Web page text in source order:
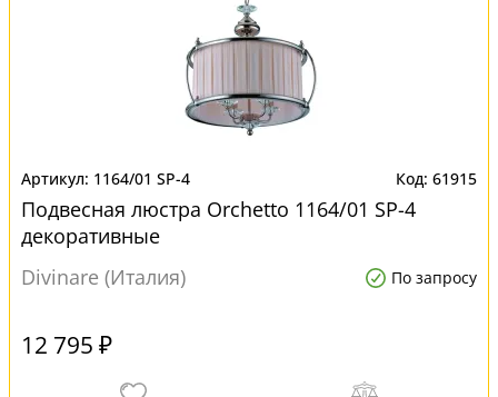
1164/01 SP-4 61915
Подвесная люстра Orchetto 1164/01 SP-4
декоративные
Divinare (Италия)
По запросу
12 795 ₽